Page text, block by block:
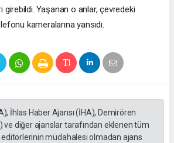
girebildi. Yaşanan o anlar, çevredeki
kameralarına yansıdı.
İhlas Haber Ajansı (İHA), Demirören
ve diğer ajanslar tarafından eklenen tüm
müdahalesi olmadan ajans